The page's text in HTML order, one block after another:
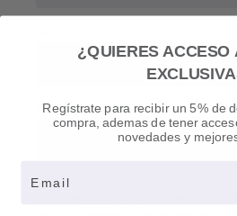
Correo electrónico*
¿QUIERES ACCESO
Regístrate para recibir un 5% de
compra, ademas de tener
novedades y